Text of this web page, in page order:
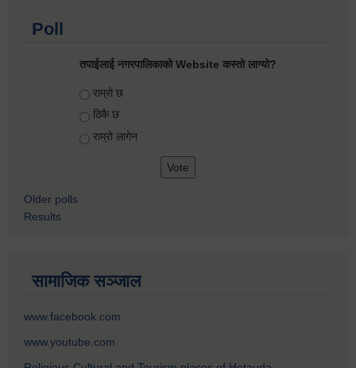
Poll
तपाईलाई नगरपालिकाको Website कस्तो लाग्यो?
Choices
राम्रो छ
ठिकै छ
राम्रो लागेन
Older polls
Results
सामाजिक सञ्जाल
www.facebook.com
www.youtube.com